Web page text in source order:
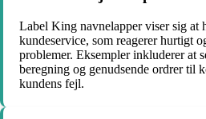
Label King navnelapper viser sig at
kundeservice, som reagerer hurtigt
problemer. Eksempler inkluderer at
beregning og genudsende ordrer til
kundens fejl.